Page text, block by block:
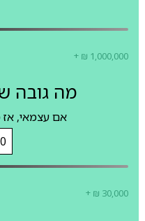
+ ₪ 1,000,000
מה גובה
אם עצמאי, אז
+ ₪ 30,000